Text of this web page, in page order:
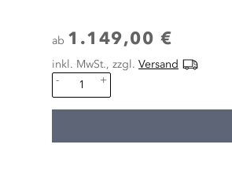
ab 1.149,00 €
inkl. MwSt., zzgl. Versand
-
+